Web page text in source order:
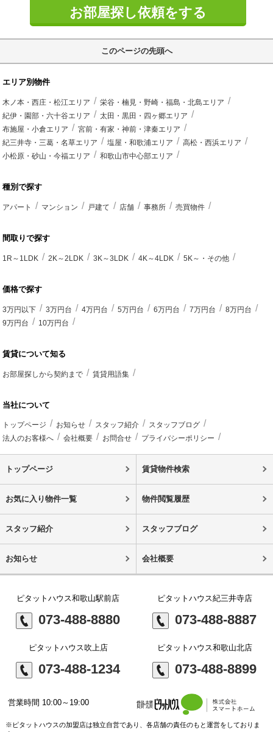
お部屋探し依頼をする
このページの先頭へ
エリア別物件
木ノ本・西庄・松江エリア
栄谷・楠見・野崎・福島・北島エリア
紀伊・園部・六十谷エリア
太田・黒田・四ヶ郷エリア
布施屋・小倉エリア
宮前・有家・神前・津秦エリア
紀三井寺・三葛・名草エリア
塩屋・和歌浦エリア
高松・西浜エリア
小松原・砂山・今福エリア
和歌山市中心部エリア
種別で探す
アパート マンション 戸建て 店舗 事務所 売買物件
間取りで探す
1R～1LDK 2K～2LDK 3K～3LDK 4K～4LDK 5K～・その他
価格で探す
3万円以下 3万円台 4万円台 5万円台 6万円台 7万円台
8万円台
9万円台
10万円台
賃貸について知る
お部屋探しから契約まで 賃貸用語集
当社について
トップページ お知らせ スタッフ紹介
スタッフブログ
法人のお客様へ
会社概要 お問合せ プライバシーポリシー
トップページ 賃貸物件検索
お気に入り物件一覧 物件閲覧履歴
スタッフ紹介 スタッフブログ
お知らせ 会社概要
ピタットハウス和歌山駅前店
073-488-8880
ピタットハウス紀三井寺店
073-488-8887
ピタットハウス吹上店
073-488-1234
ピタットハウス和歌山北店
073-488-8899
営業時間 10:00～19:00
※ピタットハウスの加盟店は独立自営であり、各店舗の責任のもと運営をしておりま